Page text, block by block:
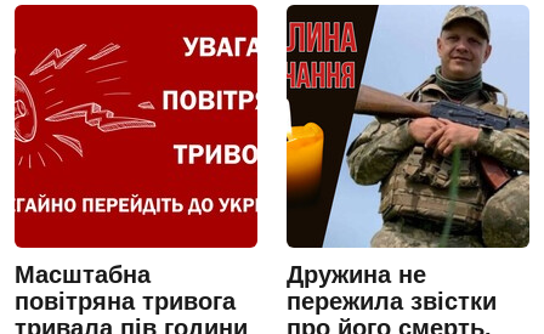
Масштабна
повітряна тривога
тривала пів години
Дружина не
пережила звістки
про його смерть.